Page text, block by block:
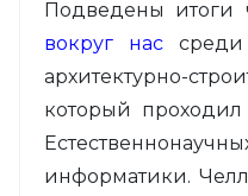
Подведены итоги
вокруг нассреди
архитектурно-
который
информатики.